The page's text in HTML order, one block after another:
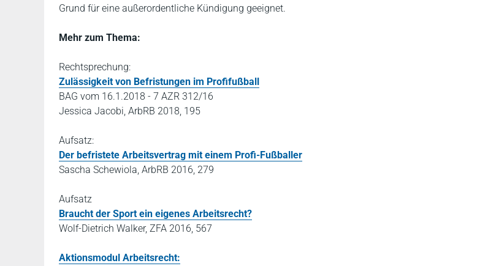
Grund für eine außerordentliche Kündigung geeignet.
Mehr zum Thema:
Rechtsprechung:
Zulässigkeit von Befristungen im Profifußball
BAG vom 16.1.2018 - 7 AZR 312/16
Jessica Jacobi, ArbRB 2018, 195
Aufsatz:
Der befristete Arbeitsvertrag mit einem Profi-Fußballer
Sascha Schewiola, ArbRB 2016, 279
Aufsatz
Braucht der Sport ein eigenes Arbeitsrecht?
Wolf-Dietrich Walker, ZFA 2016, 567
Aktionsmodul Arbeitsrecht: